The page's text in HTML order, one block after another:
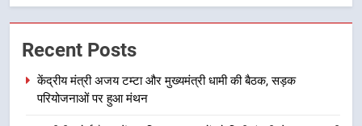
1
उत्तराखंड
Recent Posts
केंद्रीय मंत्री अजय टम्टा और मुख्यमंत्री धामी की बैठक, सड़क
परियोजनाओं पर हुआ मंथन